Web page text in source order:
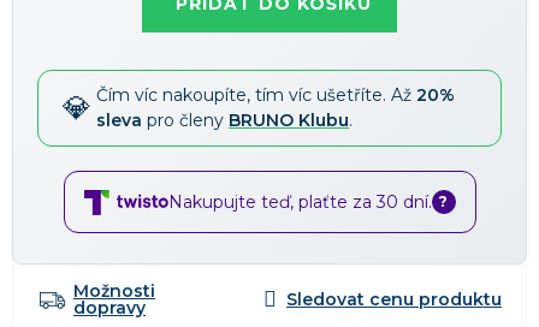
Čím víc nakoupíte, tím víc ušetříte. Až 20%
sleva pro členy BRUNO Klubu.
Nakupujte teď, plaťte za 30 dní. ?
Možnosti
dopravy